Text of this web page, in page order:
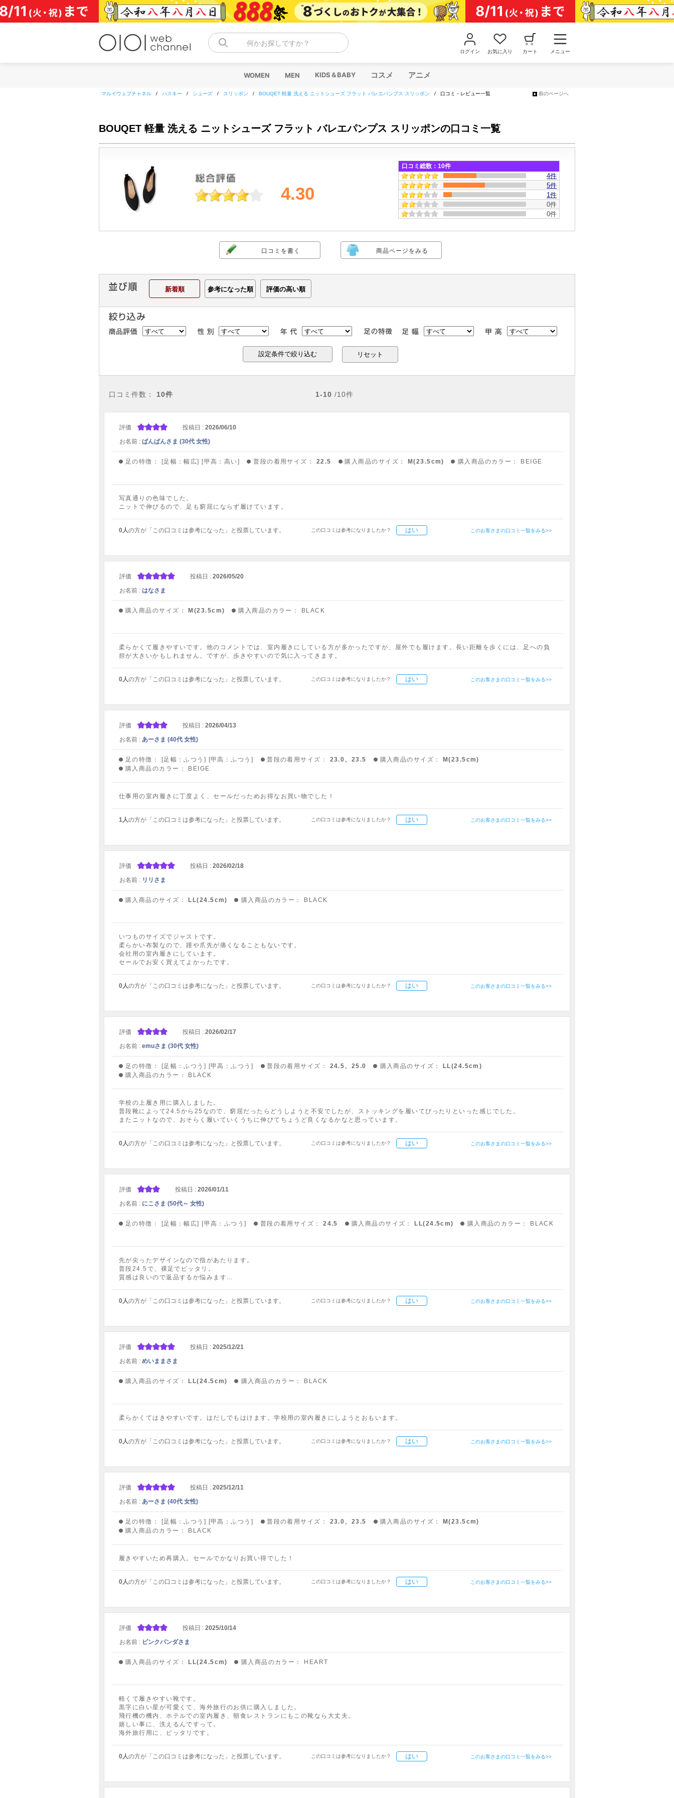
コ
ン
テ
何かお探しですか？
ログイン お気に入り カート メニュー
WOMEN MEN KIDS＆BABY コスメ アニメ
マルイウェブチャネル / ハスキー / シューズ / スリッポン / BOUQET 軽量 洗える ニットシューズ フラット バレエパンプス スリッポン / 口コミ・レビュー一覧 前のページへ
BOUQET 軽量 洗える ニットシューズ フラット バレエパンプス スリッポンの口コミ一覧
4.30
口コミ総数：10件
4件
5件
1件
0件
0件
口コミを書く 商品ページをみる
新着順 参考になった順 評価の高い順
リセット
口コミ件数： 10件 1-10 /10件
評価 投稿日 : 2026/06/10
お名前 : ぱんぱんさま (30代 女性)
足の特徴： [足幅：幅広] [甲高：高い] 普段の着用サイズ： 22.5 購入商品のサイズ： M(23.5cm) 購入商品のカラー： BEIGE
写真通りの色味でした。
ニットで伸びるので、足も窮屈にならず履けています。
この口コミは参考になりましたか？ はい
0人の方が「この口コミは参考になった」と投票しています。 このお客さまの口コミ一覧をみる>>
評価 投稿日 : 2026/05/20
お名前 : はなさま
購入商品のサイズ： M(23.5cm) 購入商品のカラー： BLACK
柔らかくて履きやすいです。他のコメントでは、室内履きにしている方が多かったですが、屋外でも履けます。長い距離を歩くには、足への負
担が大きいかもしれません。ですが、歩きやすいので気に入ってきます。
この口コミは参考になりましたか？ はい
0人の方が「この口コミは参考になった」と投票しています。 このお客さまの口コミ一覧をみる>>
評価 投稿日 : 2026/04/13
お名前 : あーさま (40代 女性)
足の特徴： [足幅：ふつう] [甲高：ふつう] 普段の着用サイズ： 23.0、23.5 購入商品のサイズ：
M(23.5cm)
購入商品のカラー：
BEIGE
仕事用の室内履きに丁度よく、セールだっためお得なお買い物でした！
この口コミは参考になりましたか？ はい
1人の方が「この口コミは参考になった」と投票しています。 このお客さまの口コミ一覧をみる>>
評価 投稿日 : 2026/02/18
お名前 : リリさま
購入商品のサイズ： LL(24.5cm) 購入商品のカラー： BLACK
いつものサイズでジャストです。
柔らかい布製なので、踵や爪先が痛くなることもないです。
会社用の室内履きにしています。
セールでお安く買えてよかったです。
この口コミは参考になりましたか？ はい
0人の方が「この口コミは参考になった」と投票しています。 このお客さまの口コミ一覧をみる>>
評価 投稿日 : 2026/02/17
お名前 : emuさま (30代 女性)
足の特徴： [足幅：ふつう] [甲高：ふつう] 普段の着用サイズ： 24.5、25.0 購入商品のサイズ：
LL(24.5cm)
購入商品のカラー：
BLACK
学校の上履き用に購入しました。
普段靴によって24.5から25なので、窮屈だったらどうしようと不安でしたが、ストッキングを履いてぴったりといった感じでした。
またニットなので、おそらく履いていくうちに伸びてちょうど良くなるかなと思っています。
この口コミは参考になりましたか？ はい
0人の方が「この口コミは参考になった」と投票しています。 このお客さまの口コミ一覧をみる>>
評価 投稿日 : 2026/01/11
お名前 : にこさま (50代～ 女性)
足の特徴： [足幅：幅広] [甲高：ふつう] 普段の着用サイズ： 24.5 購入商品のサイズ： LL(24.5cm) 購入商品のカラー： BLACK
先が尖ったデザインなので指があたります。
普段24.5で、裸足でピッタリ。
質感は良いので返品するか悩みます…
この口コミは参考になりましたか？ はい
0人の方が「この口コミは参考になった」と投票しています。 このお客さまの口コミ一覧をみる>>
評価 投稿日 : 2025/12/21
お名前 : めいままさま
購入商品のサイズ： LL(24.5cm) 購入商品のカラー： BLACK
柔らかくてはきやすいです。はだしでもはけます。学校用の室内履きにしようとおもいます。
この口コミは参考になりましたか？ はい
0人の方が「この口コミは参考になった」と投票しています。 このお客さまの口コミ一覧をみる>>
評価 投稿日 : 2025/12/11
お名前 : あーさま (40代 女性)
足の特徴： [足幅：ふつう] [甲高：ふつう] 普段の着用サイズ： 23.0、23.5 購入商品のサイズ：
M(23.5cm)
購入商品のカラー：
BLACK
履きやすいため再購入。セールでかなりお買い得でした！
この口コミは参考になりましたか？ はい
0人の方が「この口コミは参考になった」と投票しています。 このお客さまの口コミ一覧をみる>>
評価 投稿日 : 2025/10/14
お名前 : ピンクパンダさま
購入商品のサイズ： LL(24.5cm) 購入商品のカラー： HEART
軽くて履きやすい靴です。
黒字に白い星が可愛くて、海外旅行のお供に購入しました。
飛行機の機内、ホテルでの室内履き、朝食レストランにもこの靴なら大丈夫。
嬉しい事に、洗えるんですって。
海外旅行用に、ピッタリです。
この口コミは参考になりましたか？ はい
0人の方が「この口コミは参考になった」と投票しています。 このお客さまの口コミ一覧をみる>>